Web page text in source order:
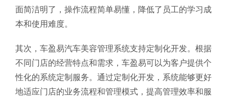
面简洁明了，操作流程简单易懂，降低了员工的学习成
本和使用难度。
其次，车盈易汽车美容管理系统支持定制化开发。根据
不同门店的经营特点和需求，车盈易可以为客户提供个
性化的系统定制服务。通过定制化开发，系统能够更好
地适应门店的业务流程和管理模式，提高管理效率和服